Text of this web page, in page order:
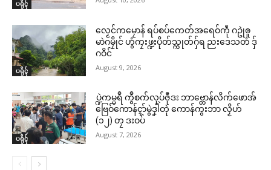
ပရိုၚ်
ပရိုၚ်
လၟေင်ကမၠောန် ရပ်စပ်ကေတ်အရေဝ်ကဵု ဂဥုဲၜူ
မာဲဂမၠိုင် ဟွံကၠးဖ္ဍးပိုတ်သ္ကုတ်ဂှ်ရ ညးဒေသတံ ဒှ်
ဂဝိင်
August 9, 2026
ပရိုၚ်
ပ္ဍဲကမ္မရဳ ကွဳစက်လုပ်ဇီုဒး ဘာဗ္တောန်လိက်ဖောအ်
ဗြေဝ်ကောန်ၚာ်မွဲဒၞါဲတုဲ ကောန်ကွးဘာ လၟိဟ်
(၁၂) တၠ ဒးဝပ်
August 7, 2026